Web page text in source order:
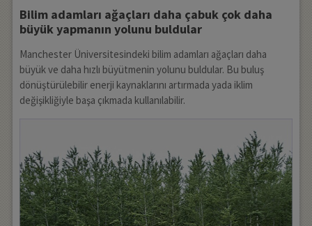
Bilim adamları ağaçları daha çabuk çok daha
büyük yapmanın yolunu buldular
Manchester Üniversitesindeki bilim adamları ağaçları daha
büyük ve daha hızlı büyütmenin yolunu buldular. Bu buluş
dönüştürülebilir enerji kaynaklarını artırmada yada iklim
değişikliğiyle başa çıkmada kullanılabilir.